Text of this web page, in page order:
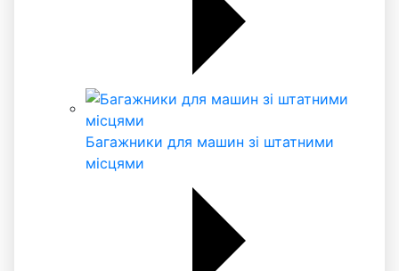
Багажники для машин зі штатними
місцями